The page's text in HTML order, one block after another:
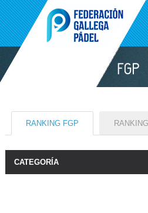
RANKING FGP
CATEGORÍA